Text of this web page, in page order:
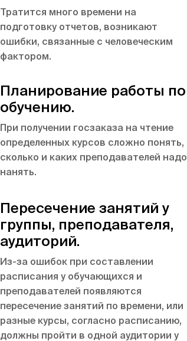
Тратится много времени на
подготовку отчетов, возникают
ошибки, связанные с человеческим
фактором.
Планирование работы по
обучению.
При получении госзаказа на чтение
определенных курсов сложно понять,
сколько и каких преподавателей надо
нанять.
Пересечение занятий у
группы, преподавателя,
аудиторий.
Из-за ошибок при составлении
расписания у обучающихся и
преподавателей появляются
пересечение занятий по времени, или
разные курсы, согласно расписанию,
должны пройти в одной аудитории у